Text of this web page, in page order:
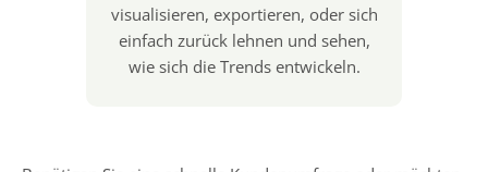
visualisieren, exportieren, oder sich
einfach zurück lehnen und sehen,
wie sich die Trends entwickeln.